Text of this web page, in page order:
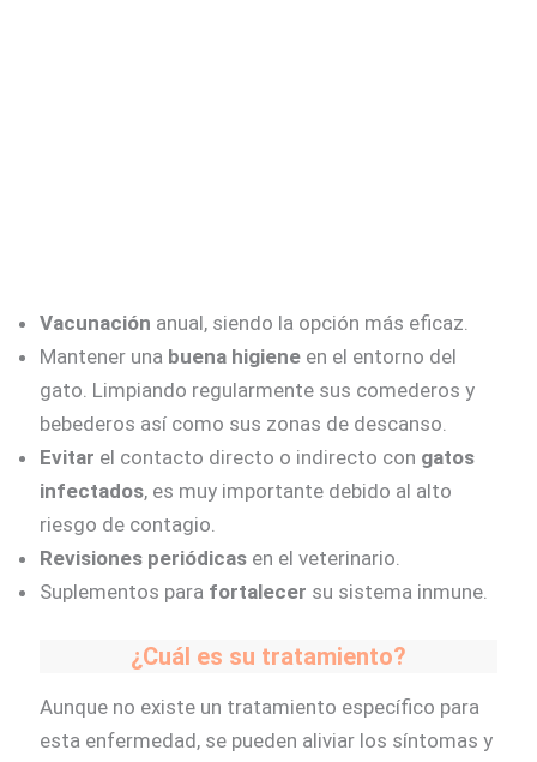
Vacunación anual, siendo la opción más eficaz.
Mantener una buena higiene en el entorno del
gato. Limpiando regularmente sus comederos y
bebederos así como sus zonas de descanso.
Evitar el contacto directo o indirecto con gatos
infectados, es muy importante debido al alto
riesgo de contagio.
Revisiones periódicas en el veterinario.
Suplementos para fortalecer su sistema inmune.
¿Cuál es su tratamiento?
Aunque no existe un tratamiento específico para
esta enfermedad, se pueden aliviar los síntomas y